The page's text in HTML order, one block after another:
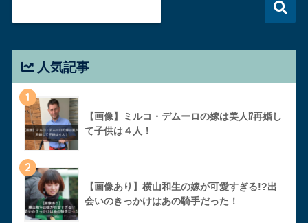
人気記事
1
【画像】ミルコ・デムーロの嫁は美人⁉︎再婚し
て子供は４人！
2
【画像あり】横山和生の嫁が可愛すぎる!?出
会いのきっかけはあの騎手だった！